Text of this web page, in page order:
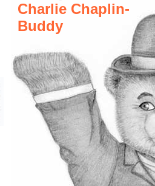
Charlie Chaplin-
Buddy